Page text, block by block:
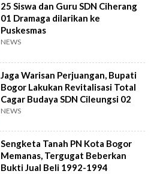
25 Siswa dan Guru SDN Ciherang
01 Dramaga dilarikan ke
Puskesmas
NEWS
Jaga Warisan Perjuangan, Bupati
Bogor Lakukan Revitalisasi Total
Cagar Budaya SDN Cileungsi 02
NEWS
Sengketa Tanah PN Kota Bogor
Memanas, Tergugat Beberkan
Bukti Jual Beli 1992-1994